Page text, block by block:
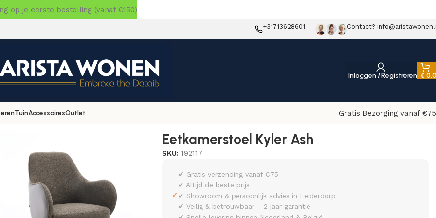
+31713628601 Contact?
Inloggen / Registreren €
TuinAccessoiresOutlet
Gratis Bezorging vanaf
Eetkamerstoel Kyler Ash
SKU:192117
✓
✔ Gratis verzending vanaf €75
✔ Altijd de beste prijs
✔ Showroom & persoonlijk advies in Leiderdorp
✔ Veilig & betrouwbaar – 2 jaar garantie
op je eerste bestelling (vanaf €150)